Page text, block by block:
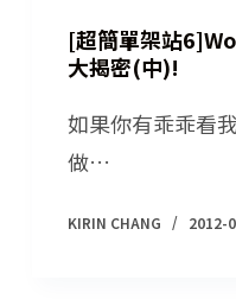
[超簡單架站
大揭密(中)!
如果你有乖乖看
做…
KIRIN CHANG 2012-